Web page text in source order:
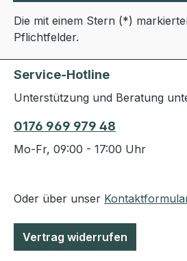
Die mit einem Stern (*)
Pflichtfelder.
Service-Hotline
Unterstützung und Beratung
0176 969 979 48
Mo-Fr, 09:00 - 17:00 Uhr
Oder über unser
Vertrag widerrufen